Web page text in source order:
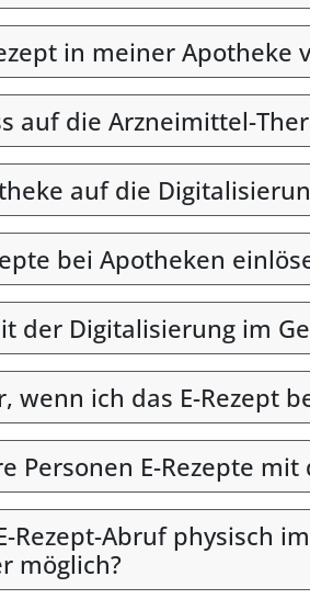
in meiner Apotheke
auf die Arzneimittel-
auf die
bei Apotheken
der Digitalisierung im
wenn ich das E-Rezept
Personen E-Rezepte
Rezept-Abruf physisch
möglich?